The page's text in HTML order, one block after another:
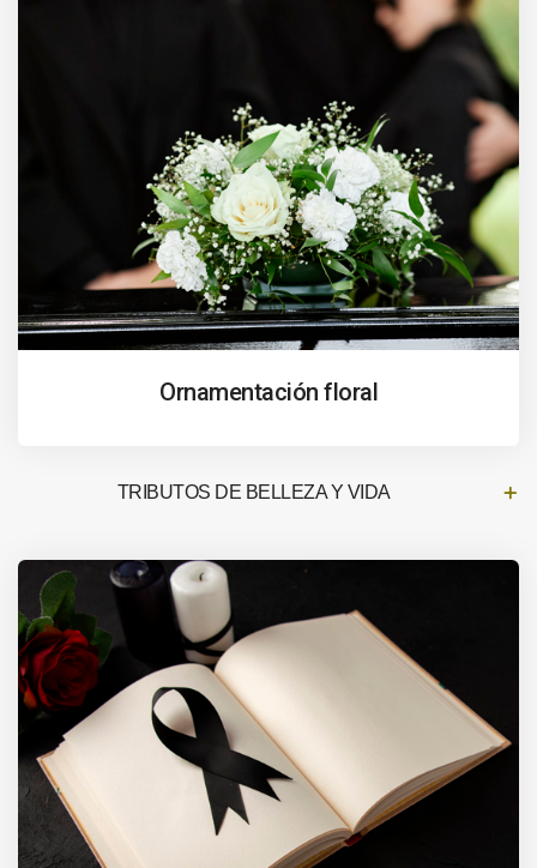
Ornamentación floral
TRIBUTOS DE BELLEZA Y VIDA